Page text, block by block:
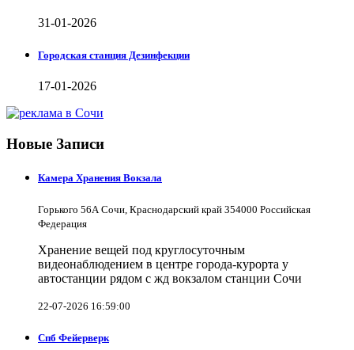
31-01-2026
Городская станция Дезинфекции
17-01-2026
Новые Записи
Камера Хранения Вокзала
Горького 56А Сочи, Краснодарский край 354000 Российская
Федерация
Хранение вещей под круглосуточным
видеонаблюдением в центре города-курорта у
автостанции рядом с жд вокзалом станции Сочи
22-07-2026 16:59:00
Спб Фейерверк